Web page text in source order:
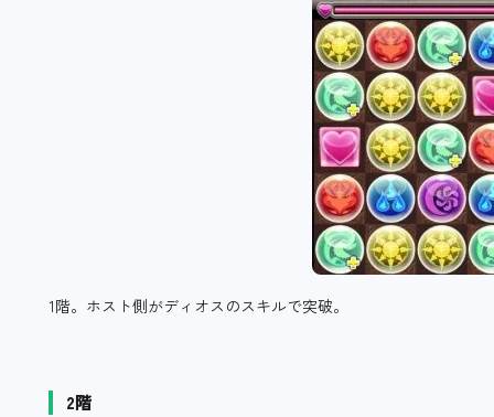
1階。ホスト側がディオスのスキルで突破。
2階